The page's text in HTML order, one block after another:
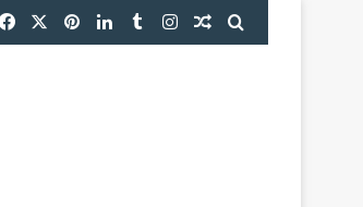
Facebook PinterestLinkedInTumblrInstagramRastgele Makale